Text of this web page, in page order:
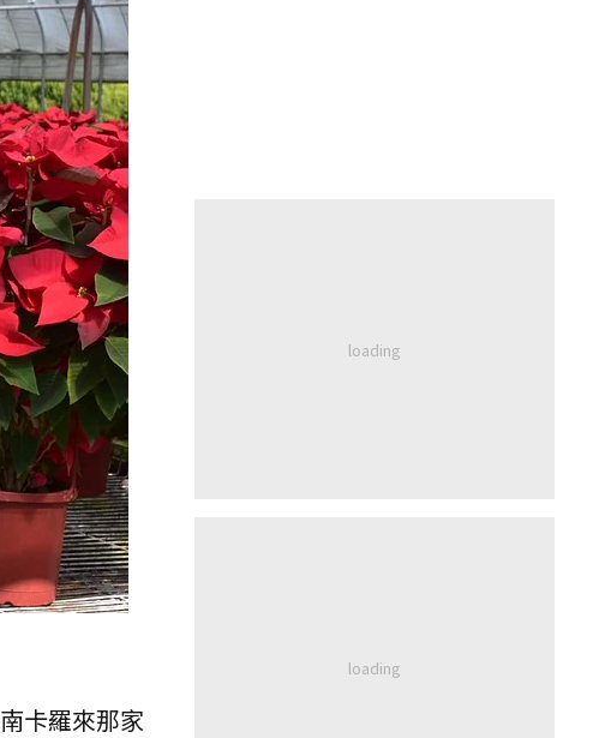
卡羅來那家